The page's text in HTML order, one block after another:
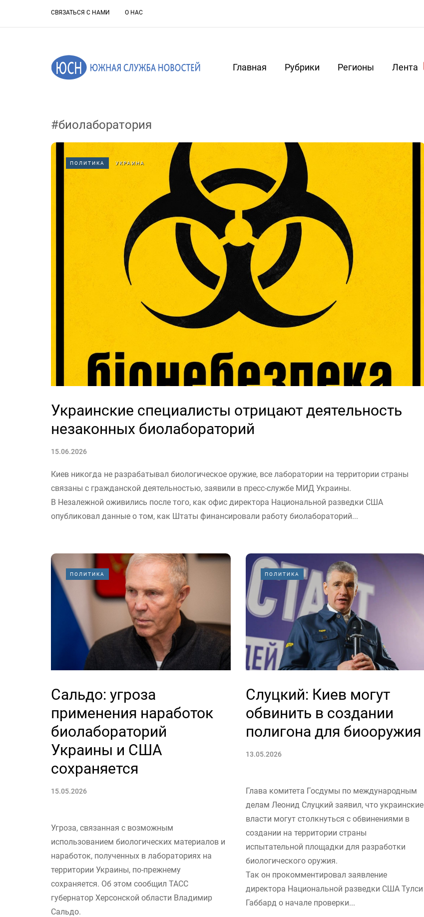
СВЯЗАТЬСЯ С НАМИ О НАС
Главная Рубрики Регионы Лента
#биолаборатория
ПОЛИТИКА УКРАИНА
Украинские специалисты отрицают деятельность
незаконных биолабораторий
15.06.2026
Киев никогда не разрабатывал биологическое оружие, все лаборатории на территории страны
связаны с гражданской деятельностью, заявили в пресс-службе МИД Украины.
В Незалежной оживились после того, как офис директора Национальной разведки США
опубликовал данные о том, как Штаты финансировали работу биолабораторий...
ПОЛИТИКА
Сальдо: угроза
применения наработок
биолабораторий
Украины и США
сохраняется
15.05.2026
Угроза, связанная с возможным
использованием биологических материалов и
наработок, полученных в лабораториях на
территории Украины, по-прежнему
сохраняется. Об этом сообщил ТАСС
губернатор Херсонской области Владимир
Сальдо.
ПОЛИТИКА
Слуцкий: Киев могут
обвинить в создании
полигона для биооружия
13.05.2026
Глава комитета Госдумы по международным
делам Леонид Слуцкий заявил, что украинские
власти могут столкнуться с обвинениями в
создании на территории страны
испытательной площадки для разработки
биологического оружия.
Так он прокомментировал заявление
директора Национальной разведки США Тулси
Габбард о начале проверки...